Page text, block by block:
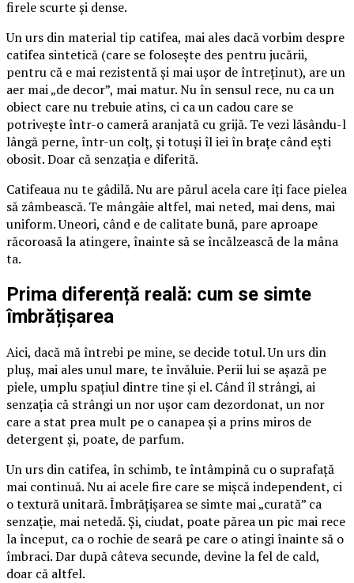
firele scurte și dense.
Un urs din material tip catifea, mai ales dacă vorbim despre
catifea sintetică (care se folosește des pentru jucării,
pentru că e mai rezistentă și mai ușor de întreținut), are un
aer mai „de decor”, mai matur. Nu în sensul rece, nu ca un
obiect care nu trebuie atins, ci ca un cadou care se
potrivește într-o cameră aranjată cu grijă. Te vezi lăsându-l
lângă perne, într-un colț, și totuși îl iei în brațe când ești
obosit. Doar că senzația e diferită.
Catifeaua nu te gâdilă. Nu are părul acela care îți face pielea
să zâmbească. Te mângâie altfel, mai neted, mai dens, mai
uniform. Uneori, când e de calitate bună, pare aproape
răcoroasă la atingere, înainte să se încălzească de la mâna
ta.
Prima diferență reală: cum se simte
îmbrățișarea
Aici, dacă mă întrebi pe mine, se decide totul. Un urs din
pluș, mai ales unul mare, te învăluie. Perii lui se așază pe
piele, umplu spațiul dintre tine și el. Când îl strângi, ai
senzația că strângi un nor ușor cam dezordonat, un nor
care a stat prea mult pe o canapea și a prins miros de
detergent și, poate, de parfum.
Un urs din catifea, în schimb, te întâmpină cu o suprafață
mai continuă. Nu ai acele fire care se mișcă independent, ci
o textură unitară. Îmbrățișarea se simte mai „curată” ca
senzație, mai netedă. Și, ciudat, poate părea un pic mai rece
la început, ca o rochie de seară pe care o atingi înainte să o
îmbraci. Dar după câteva secunde, devine la fel de cald,
doar că altfel.